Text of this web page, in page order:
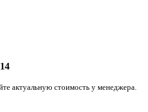
актуальную стоимость у менеджера.